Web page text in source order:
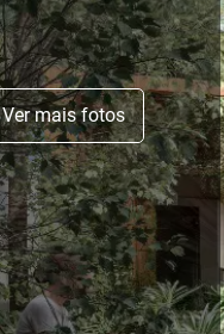
Ver mais fotos